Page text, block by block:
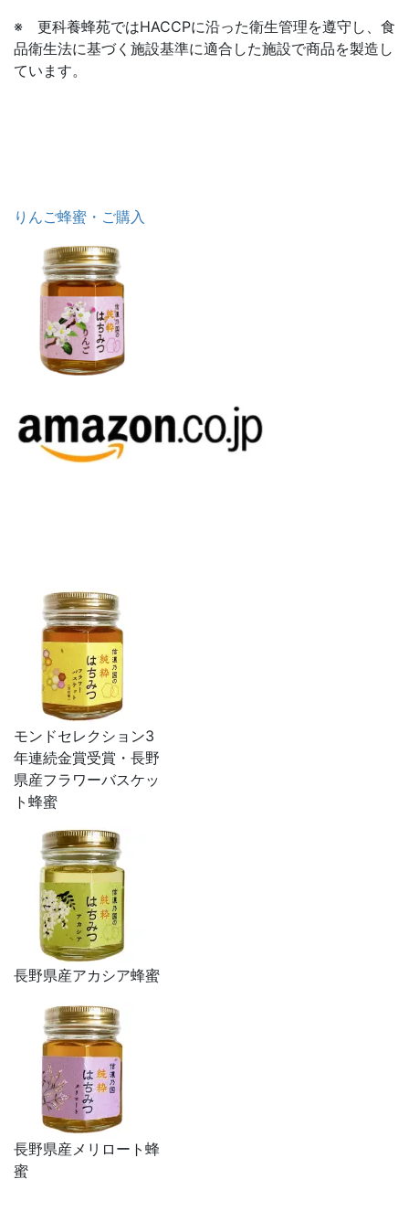
※ 更科養蜂苑ではHACCPに沿った衛生管理を遵守し、食
品衛生法に基づく施設基準に適合した施設で商品を製造し
ています。
りんご蜂蜜・ご購入
モンドセレクション3
年連続金賞受賞・長野
県産フラワーバスケッ
ト蜂蜜
長野県産アカシア蜂蜜
長野県産メリロート蜂
蜜